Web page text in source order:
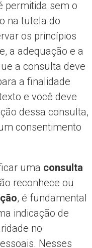
permitida sem o
na tutela do
os princípios
a adequação e a
a consulta deve
a finalidade
e você deve
dessa consulta,
consentimento
uma consulta
reconhece ou
, é fundamental
indicação de
no
Nesses